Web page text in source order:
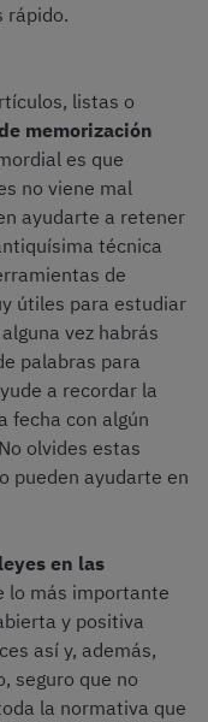
rápido.
listas o
memorización
es que
no viene mal
ayudarte a retener
técnica
de
útiles para estudiar
vez habrás
palabras para
a recordar la
fecha con algún
olvides estas
pueden ayudarte en
en las
lo más importante
y positiva
así y, además,
seguro que no
la normativa que